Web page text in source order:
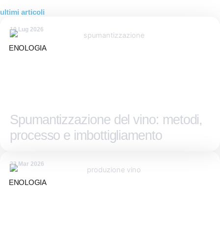
ultimi articoli
10 Lug 2026
ENOLOGIA
Spumantizzazione del vino: metodi,
processo e imbottigliamento
22 Mar 2026
ENOLOGIA